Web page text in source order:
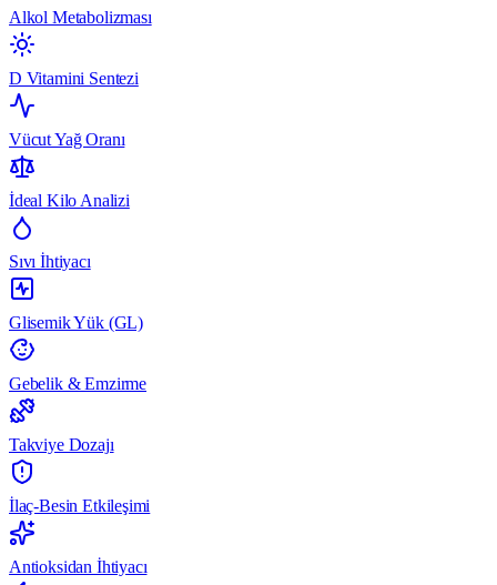
Alkol Metabolizması
D Vitamini Sentezi
Vücut Yağ Oranı
İdeal Kilo Analizi
Sıvı İhtiyacı
Glisemik Yük (GL)
Gebelik & Emzirme
Takviye Dozajı
İlaç-Besin Etkileşimi
Antioksidan İhtiyacı